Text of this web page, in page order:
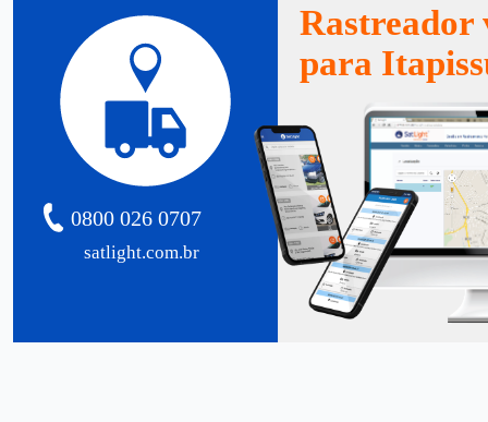
satlight.com.br
0800 026 0707
Rastreador
para